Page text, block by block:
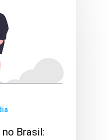
Brasil: